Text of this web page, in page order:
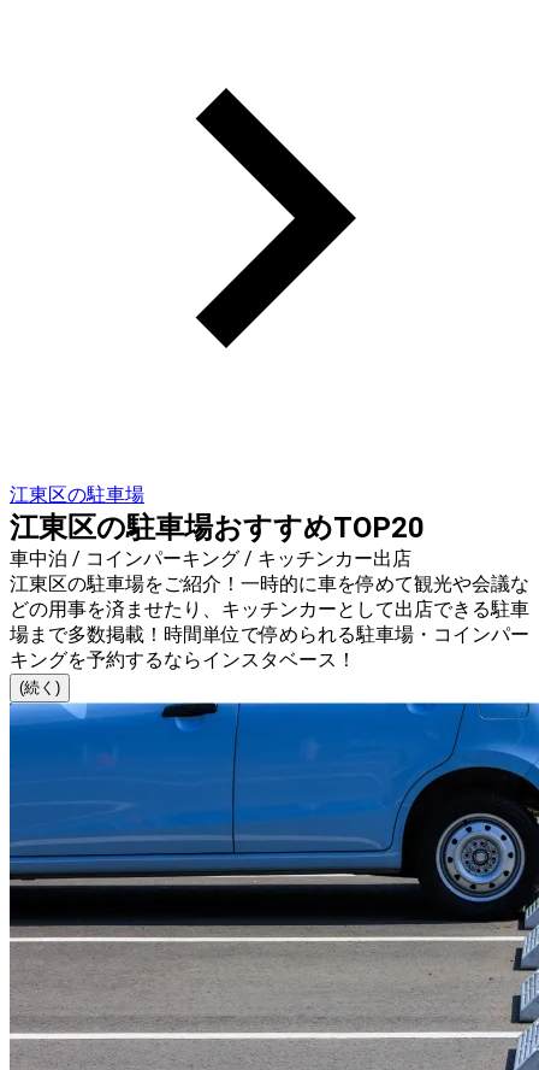
江東区の駐車場
江東区の駐車場おすすめTOP20
車中泊 / コインパーキング / キッチンカー出店
江東区の駐車場をご紹介！一時的に車を停めて観光や会議な
どの用事を済ませたり、キッチンカーとして出店できる駐車
場まで多数掲載！時間単位で停められる駐車場・コインパー
キングを予約するならインスタベース！
(続く)